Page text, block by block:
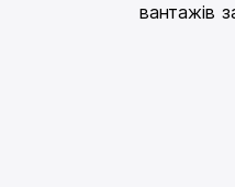
вантажів